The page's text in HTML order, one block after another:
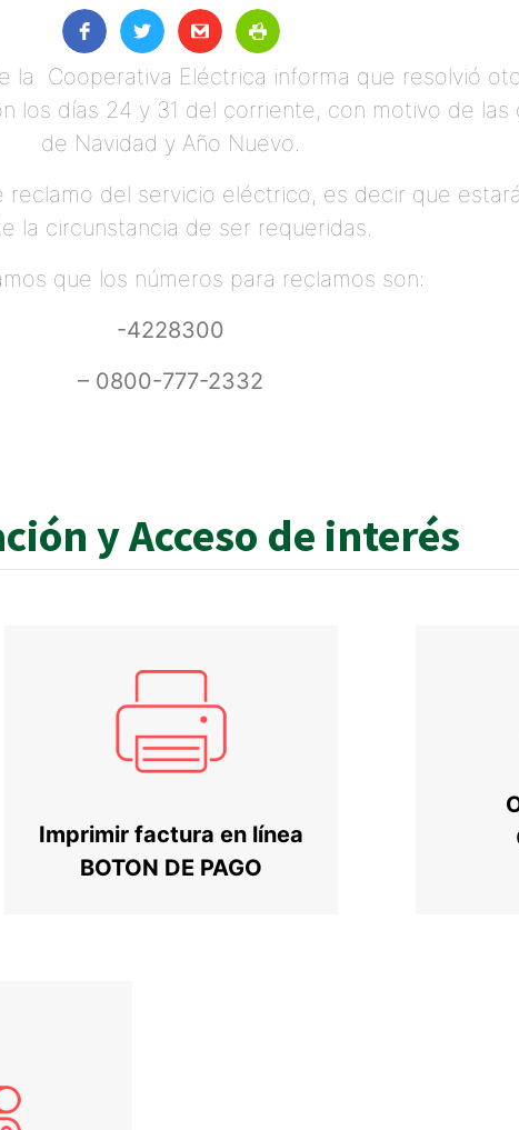
la Cooperativa Eléctrica informa que resolvió
los días 24 y 31 del corriente, con motivo de las
de Navidad y Año Nuevo.
del servicio eléctrico, es decir que
la circunstancia de ser requeridas.
que los números para reclamos son:
-4228300
– 0800-777-2332
y Acceso de interés
Imprimir factura en línea
BOTON DE PAGO